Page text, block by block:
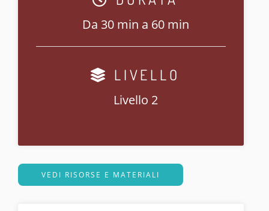
Da 30 min a 60 min
LIVELLO
Livello 2
VEDI RISORSE E MATERIALI